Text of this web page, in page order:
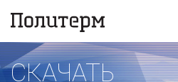
СКАЧАТЬ